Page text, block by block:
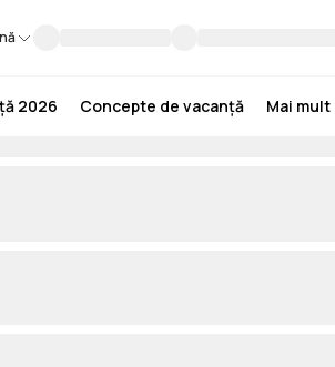
2026 Concepte de vacanță Mai mult